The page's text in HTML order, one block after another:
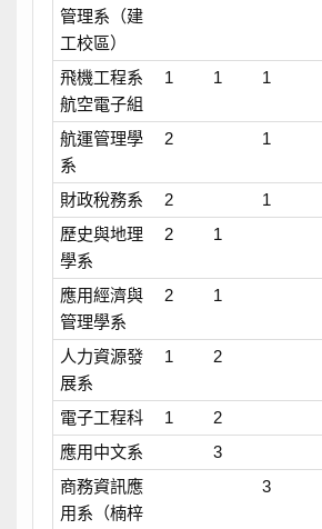
管理系（建
工校區）
飛機工程系
航空電子組
1 1 1
航運管理學
系
2 1
財政稅務系 2 1
歷史與地理
學系
2 1
應用經濟與
管理學系
2 1
人力資源發
展系
1 2
電子工程科 1 2
應用中文系
3
商務資訊應
用系（楠梓
3